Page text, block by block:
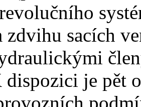
zdvihu sacích
je pět